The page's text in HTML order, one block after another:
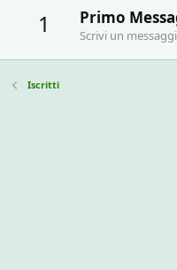
1 Primo
Scrivi un
Iscritti